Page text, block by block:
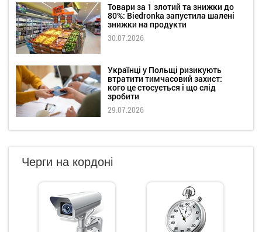
Товари за 1 злотий та знижки до
80%: Biedronka запустила шалені
знижки на продукти
30.07.2026
Українці у Польщі ризикують
втратити тимчасовий захист:
кого це стосується і що слід
зробити
29.07.2026
Черги на кордоні